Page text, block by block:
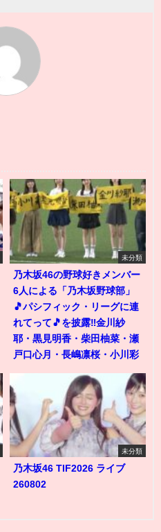
未分類
乃木坂46の野球好きメンバー
6人による「乃木坂野球部」
🎵パシフィック・リーグに連
れてって🎵を披露‼️金川紗
耶・黒見明香・柴田柚菜・瀬
戸口心月・長嶋凛桜・小川彩
未分類
乃木坂46 TIF2026 ライブ
260802